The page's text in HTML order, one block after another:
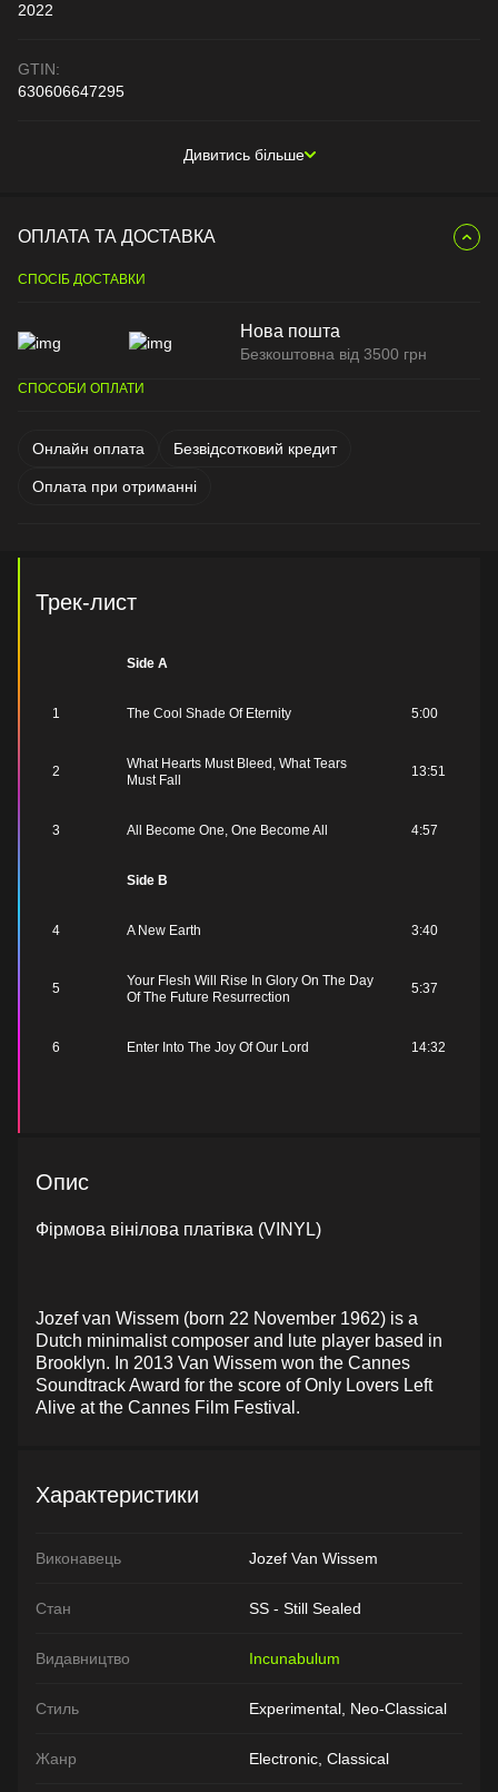
2022
GTIN:
630606647295
Дивитись більше
ОПЛАТА ТА ДОСТАВКА
СПОСІБ ДОСТАВКИ
Нова пошта
Безкоштовна від 3500 грн
СПОСОБИ ОПЛАТИ
Онлайн оплата Безвідсотковий кредит
Оплата при отриманні
Трек-лист
Side A
1 The Cool Shade Of Eternity 5:00
2
What Hearts Must Bleed, What Tears
Must Fall
13:51
3 All Become One, One Become All 4:57
Side B
4 A New Earth 3:40
5
Your Flesh Will Rise In Glory On The Day
Of The Future Resurrection
5:37
6 Enter Into The Joy Of Our Lord 14:32
Опис
Фірмова вінілова платівка (VINYL)
Jozef van Wissem (born 22 November 1962) is a
Dutch minimalist composer and lute player based in
Brooklyn. In 2013 Van Wissem won the Cannes
Soundtrack Award for the score of Only Lovers Left
Alive at the Cannes Film Festival.
Характеристики
Виконавець Jozef Van Wissem
Стан SS - Still Sealed
Видавництво Incunabulum
Стиль Experimental, Neo-Classical
Жанр Electronic, Classical